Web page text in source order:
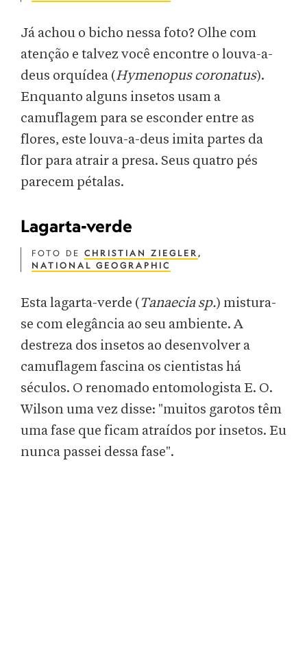
Já achou o bicho nessa foto? Olhe com
atenção e talvez você encontre o louva-a-
deus orquídea (Hymenopus coronatus).
Enquanto alguns insetos usam a
camuflagem para se esconder entre as
flores, este louva-a-deus imita partes da
flor para atrair a presa. Seus quatro pés
parecem pétalas.
Lagarta-verde
FOTO DE CHRISTIAN ZIEGLER ,
NATIONAL GEOGRAPHIC
Esta lagarta-verde (Tanaecia sp.) mistura-
se com elegância ao seu ambiente. A
destreza dos insetos ao desenvolver a
camuflagem fascina os cientistas há
séculos. O renomado entomologista E. O.
Wilson uma vez disse: "muitos garotos têm
uma fase que ficam atraídos por insetos. Eu
nunca passei dessa fase".